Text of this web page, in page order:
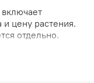
и цену растения.
отдельно.
его